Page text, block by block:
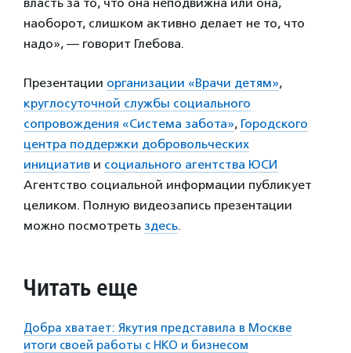
наоборот, слишком активно делает не то, что
надо», — говорит Глебова.
Презентации организации «Врачи детям»,
круглосуточной службы социального
сопровождения «Система забота», Городского
центра поддержки добровольческих
инициатив и социального агентства ЮСИ
Агентство социальной информации публикует
целиком. Полную видеозапись презентации
можно посмотреть здесь.
Читать еще
Добра хватает: Якутия представила в Москве
итоги своей работы с НКО и бизнесом